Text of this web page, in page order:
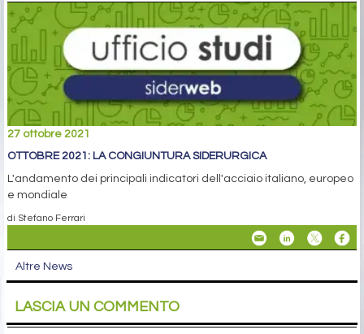
27 ottobre 2021
OTTOBRE 2021: LA CONGIUNTURA SIDERURGICA
L'andamento dei principali indicatori dell'acciaio italiano, europeo
e mondiale
di Stefano Ferrari
Altre News
LASCIA UN COMMENTO